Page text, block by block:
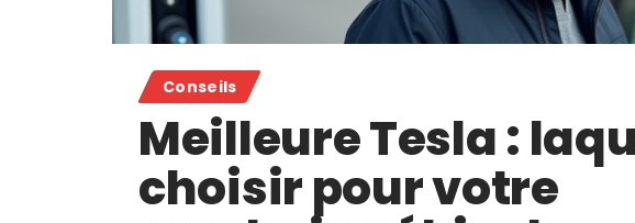
Conseils
Meilleure Tesla :
choisir pour votre